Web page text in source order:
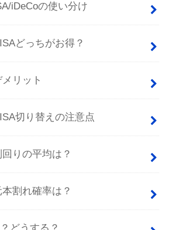
iDeCoの使い分け
どっちがお得？
リット
切り替えの注意点
りの平均は？
割れ確率は？